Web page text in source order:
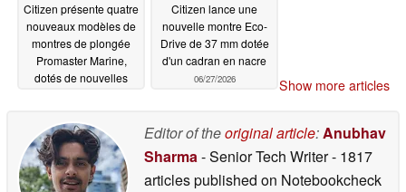
Citizen présente quatre
nouveaux modèles de
montres de plongée
Promaster Marine,
dotés de nouvelles
Drive E11807/01/2026
Citizen lance une
nouvelle montre Eco-
Drive de 37 mm dotée
d'un cadran en nacre
06/27/2026 Show more articles
Editor of theoriginal article:Anubhav
Sharma- Senior Tech Writer- 1817
articles published on Notebookcheck